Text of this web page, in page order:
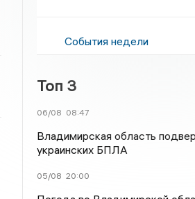
События недели
Топ 3
06/08 08:47
Владимирская область
украинских БПЛА
05/08 20:00